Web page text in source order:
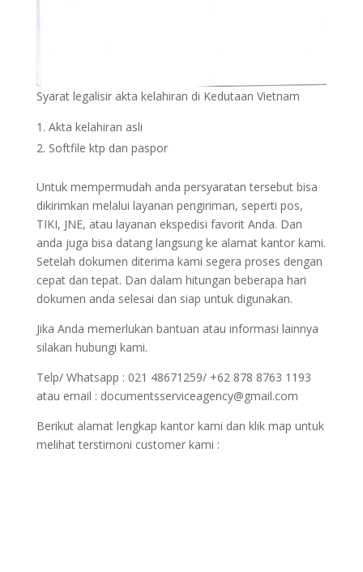
Syarat legalisir akta kelahiran di Kedutaan Vietnam
Akta kelahiran asli
Softfile ktp dan paspor
Untuk mempermudah anda persyaratan tersebut bisa
dikirimkan melalui layanan pengiriman, seperti pos,
TIKI, JNE, atau layanan ekspedisi favorit Anda. Dan
anda juga bisa datang langsung ke alamat kantor kami.
Setelah dokumen diterima kami segera proses dengan
cepat dan tepat. Dan dalam hitungan beberapa hari
dokumen anda selesai dan siap untuk digunakan.
Jika Anda memerlukan bantuan atau informasi lainnya
silakan hubungi kami.
Telp/ Whatsapp : 021 48671259/ +62 878 8763 1193
atau email : documentsserviceagency@gmail.com
Berikut alamat lengkap kantor kami dan klik map untuk
melihat terstimoni customer kami :